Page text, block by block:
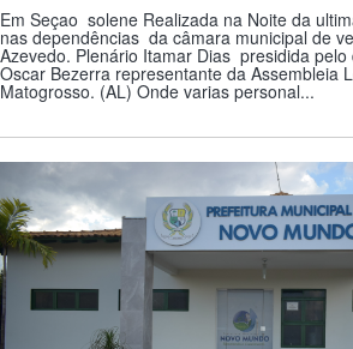
Em Seçao solene Realizada na Noite da
nas dependências da câmara municipal de
Azevedo. Plenário Itamar Dias presidida pelo
Oscar Bezerra representante da Assembleia
Matogrosso. (AL) Onde varias personal...